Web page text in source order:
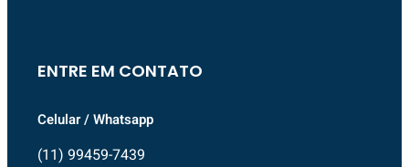
ENTRE EM CONTATO
Celular / Whatsapp
(11) 99459-7439